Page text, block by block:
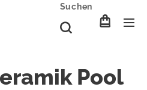
Suchen
Pool